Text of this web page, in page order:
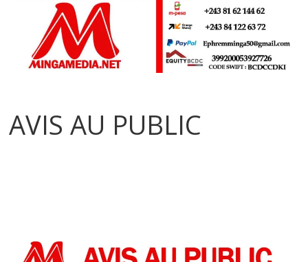
AVIS AU PUBLIC